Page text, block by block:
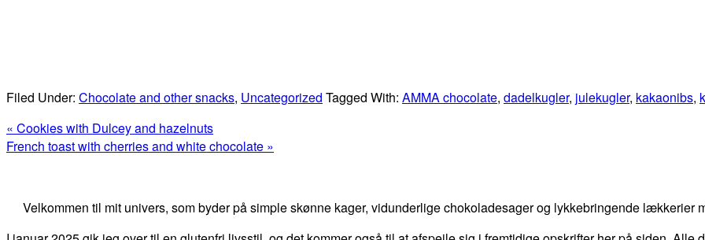
Filed Under: Chocolate and other snacks, Uncategorized Tagged With: AMMA chocolate, dadelkugler, julekugler, kakaonibs,
Previous
Post:
« Cookies with Dulcey and hazelnuts
Next
French toast with cherries and white chocolate »
Sidebar
Velkommen til mit univers, som byder på simple skønne kager, vidunderlige chokoladesager og lykkebringende lækkerier